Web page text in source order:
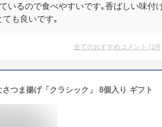
いるので食べやすいです｡香ばしい味付
も良いです｡
全てのおすすめコメント (1件
つま揚げ「クラシック」 8個入り ギフト